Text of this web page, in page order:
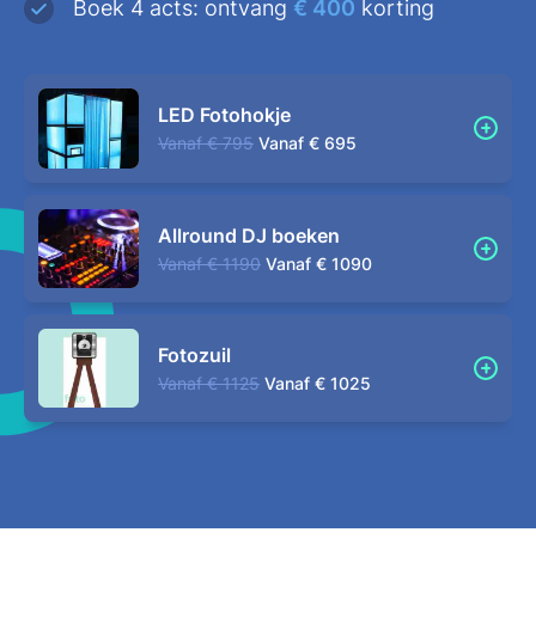
Boek 4 acts: ontvang € 400 korting
LED Fotohokje
Vanaf € 795 Vanaf € 695
Allround DJ boeken
Vanaf € 1190 Vanaf € 1090
Fotozuil
Vanaf € 1125 Vanaf € 1025